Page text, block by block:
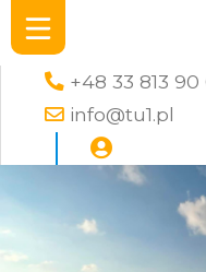
+48 33 813 90
info@tu1.pl